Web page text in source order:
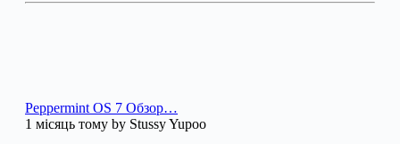
Peppermint OS 7 Обзор…
1 місяць тому by Stussy Yupoo